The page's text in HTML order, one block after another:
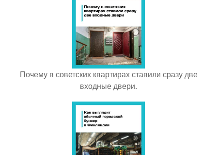
Почему в советских квартирах ставили сразу две
входные двери.